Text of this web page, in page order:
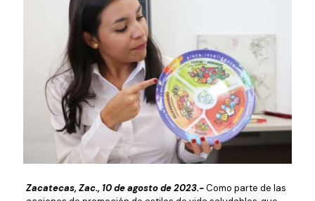
Zacatecas, Zac., 10 de agosto de 2023.-Como parte de las